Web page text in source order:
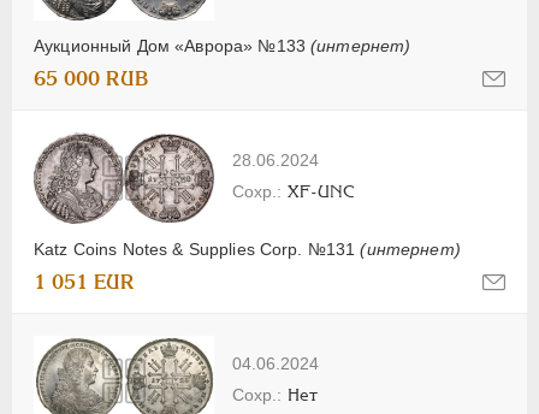
Аукционный Дом «Аврора» №133(интернет)
65 000 RUB
28.06.2024
Katz Coins Notes & Supplies Corp. №131(интернет)
XF-UNC
1 051 EUR
04.06.2024
Нет